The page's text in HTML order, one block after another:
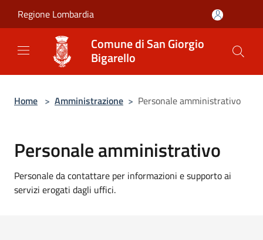
Regione Lombardia
Comune di San Giorgio
Bigarello
Home > Amministrazione > Personale amministrativo
Personale amministrativo
Personale da contattare per informazioni e supporto ai
servizi erogati dagli uffici.